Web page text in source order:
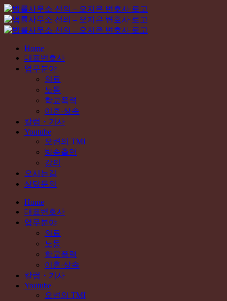
콘
텐
츠
Home
대표변호사
업무분야
의료
노동
학교폭력
이혼·상속
칼럼・기사
Youtube
오변의 TMI
방송출연
강의
오시는길
상담문의
Home
대표변호사
업무분야
의료
노동
학교폭력
이혼·상속
칼럼・기사
Youtube
오변의 TMI